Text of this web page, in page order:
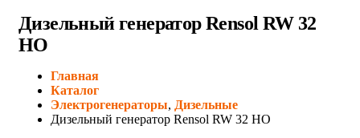
Дизельный генератор Rensol RW 32
HO
Главная
Каталог
Электрогенераторы, Дизельные
Дизельный генератор Rensol RW 32 HO